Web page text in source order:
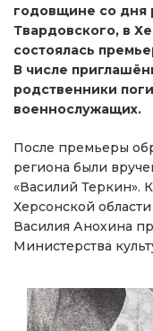
годовщине со дня
Твардовского, в
состоялась
В числе
родственники
военнослужащих.
После премьеры
региона были
«Василий Теркин».
Херсонской
Василия Анохина
Министерства